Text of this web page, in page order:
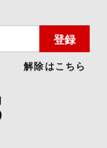
登録
解除はこちら